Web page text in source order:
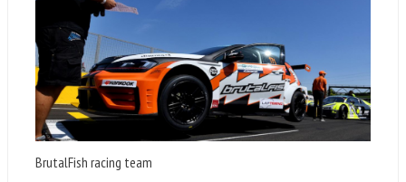
BrutalFish racing team